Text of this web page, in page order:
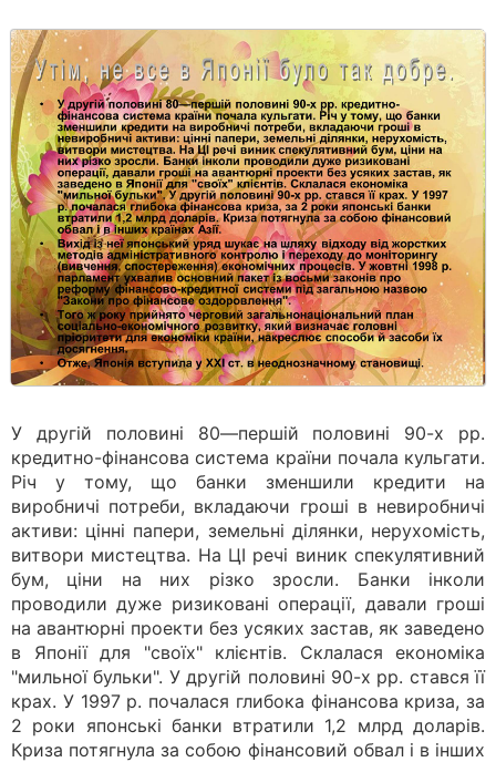
У другій половині 80—першій половині 90-х рр.
кредитно-фінансова система країни почала кульгати.
Річ у тому, що банки зменшили кредити на
виробничі потреби, вкладаючи гроші в невиробничі
активи: цінні папери, земельні ділянки, нерухомість,
витвори мистецтва. На ЦІ речі виник спекулятивний
бум, ціни на них різко зросли. Банки інколи
проводили дуже ризиковані операції, давали гроші
на авантюрні проекти без усяких застав, як заведено
в Японії для "своїх" клієнтів. Склалася економіка
"мильної бульки". У другій половині 90-х рр. стався її
крах. У 1997 р. почалася глибока фінансова криза, за
2 роки японські банки втратили 1,2 млрд доларів.
Криза потягнула за собою фінансовий обвал і в інших